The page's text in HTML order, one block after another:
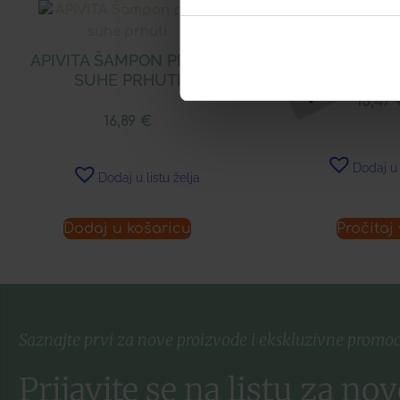
APIVITA ŠAMPON PROTIV
SUHE PRHUTI
16,89 €
Dodaj u listu želja
Dodaj u košaricu
15,47
Dodaj
Pročitaj
Saznajte prvi za nove proizvode i ekskluzivne
Prijavite se na listu za